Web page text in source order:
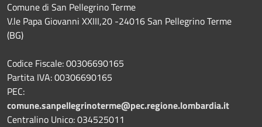
Comune di San Pellegrino Terme
V.le Papa Giovanni XXIII,20 -24016 San Pellegrino Terme
(BG)
Codice Fiscale: 00306690165
Partita IVA: 00306690165
PEC:
comune.sanpellegrinoterme@pec.regione.lombardia.it
Centralino Unico: 034525011